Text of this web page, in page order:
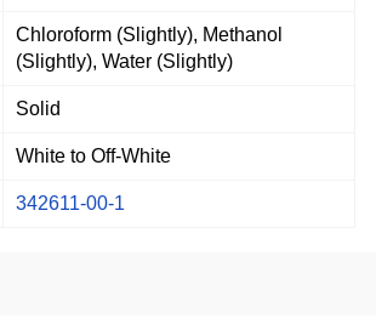
Chloroform (Slightly), Methanol
(Slightly), Water (Slightly)
Solid
White to Off-White
342611-00-1